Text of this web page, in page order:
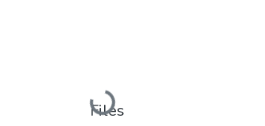
Loading...
Files